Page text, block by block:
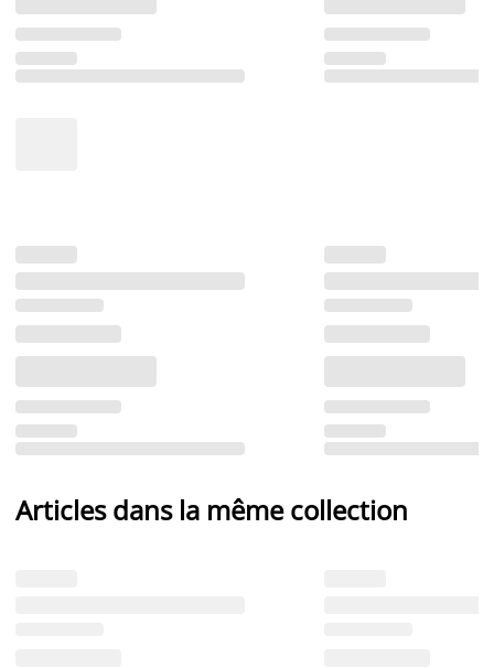
Articles dans la même collection